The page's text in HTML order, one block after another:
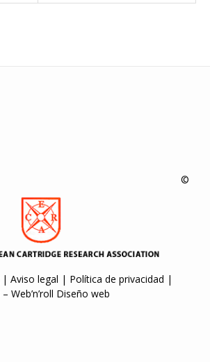
©
| Aviso legal | Política de privacidad |
– Web’n’roll Diseño web